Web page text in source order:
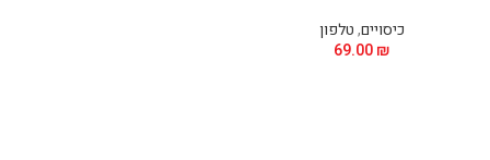
כיסויים,טלפון
69.00₪